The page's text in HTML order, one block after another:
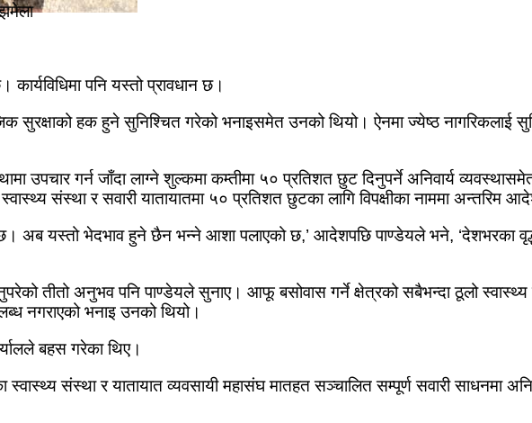
पनि यस्तो प्रावधान छ।
सुरक्षाको हक हुने सुनिश्चित गरेको भनाइसमेत उनको थियो। ऐनमा ज्येष्ठ नागरिकलाई
उपचार गर्न जाँदा लाग्ने शुल्कमा कम्तीमा ५० प्रतिशत छुट दिनुपर्ने अनिवार्य
संस्था र सवारी यातायातमा ५० प्रतिशत छुटका लागि विपक्षीका नाममा अन्तरिम
अब यस्तो भेदभाव हुने छैन भन्ने आशा पलाएको छ,’ आदेशपछि पाण्डेयले भने, ‘देशभरका
तीतो अनुभव पनि पाण्डेयले सुनाए। आफू बसोवास गर्ने क्षेत्रको सबैभन्दा ठूलो
नगराएको भनाइ उनको थियो।
बहस गरेका थिए।
संस्था र यातायात व्यवसायी महासंघ मातहत सञ्चालित सम्पूर्ण सवारी साधनमा